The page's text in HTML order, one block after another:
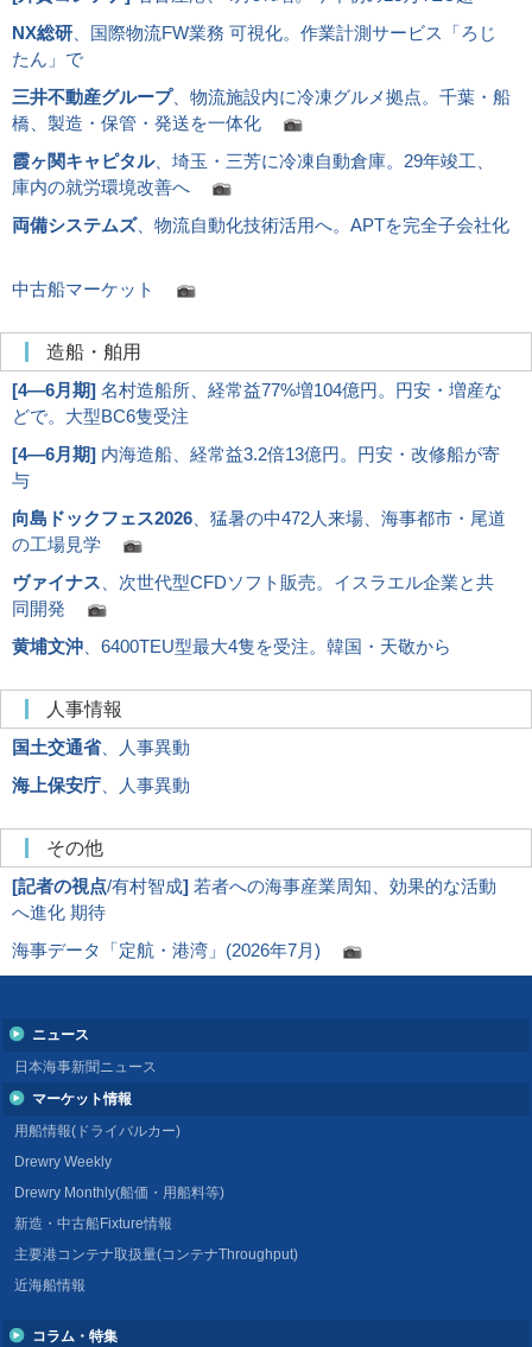
NX総研 、国際物流FW業務 可視化。作業計測サービス「ろじ
たん」で
三井不動産グループ、物流施設内に冷凍グルメ拠点。千葉・船
橋、製造・保管・発送を一体化
霞ヶ関キャピタル、埼玉・三芳に冷凍自動倉庫。29年竣工、
庫内の就労環境改善へ
両備システムズ、物流自動化技術活用へ。APTを完全子会社化
中古船マーケット
造船・舶用
[4―6月期] 名村造船所、経常益77%増104億円。円安・増産な
どで。大型BC6隻受注
[4―6月期] 内海造船、経常益3.2倍13億円。円安・改修船が寄
与
向島ドックフェス2026 、猛暑の中472人来場、海事都市・尾道
の工場見学
ヴァイナス 、次世代型CFDソフト販売。イスラエル企業と共
同開発
黄埔文沖 、6400TEU型最大4隻を受注。韓国・天敬から
人事情報
国土交通省、人事異動
海上保安庁 、人事異動
その他
[記者の視点/有村智成] 若者への海事産業周知、効果的な活動
へ進化 期待
海事データ「定航・港湾」(2026年7月)
ニュース
日本海事新聞ニュース
マーケット情報
用船情報(ドライバルカー)
Drewry Weekly
Drewry Monthly(船価・用船料等)
新造・中古船Fixture情報
主要港コンテナ取扱量(コンテナThroughput)
近海船情報
コラム・特集